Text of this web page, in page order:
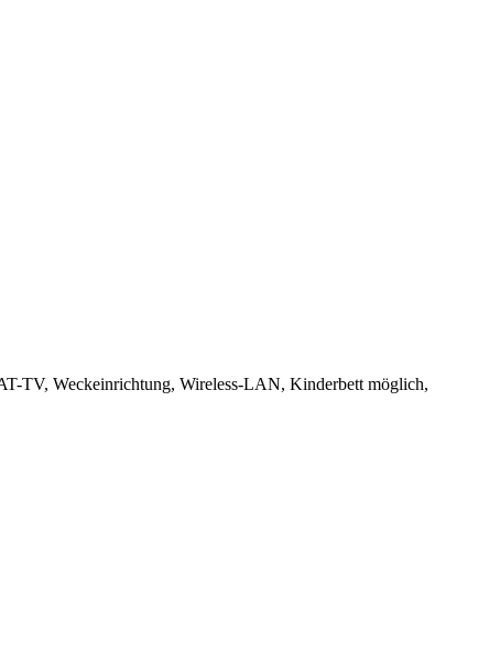
TV, Weckeinrichtung, Wireless-LAN, Kinderbett möglich,